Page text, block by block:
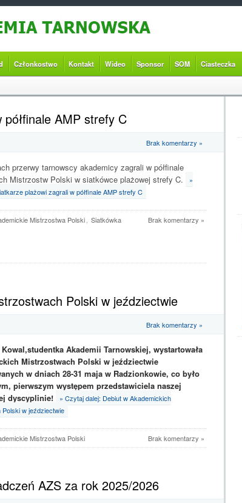
Członkostwo Kontakt Wideo Sponsor SOM Ciasteczka
AMP strefy C
Brak komentarzy »
przerwy tarnowscy akademicy zagrali w półfinale
Mistrzostw Polski w siatkówce plażowej strefy C.
»
plażowi zagrali w półfinale AMP strefy C
Brak komentarzy »
Mistrzostwa Polski Siatkówka
Polski w jeździectwie
Brak komentarzy »
Akademii Tarnowskiej, wystartowała
Mistrzostwach Polski w jeździectwie
w dniach 28-31 maja w Radzionkowie, co było
pierwszym występem przedstawiciela naszej
dyscyplinie!
» Czytaj dalej: Debiut w Akademickich
w jeździectwie
Brak komentarzy »
Mistrzostwa Polski
AZS za rok 2025/2026